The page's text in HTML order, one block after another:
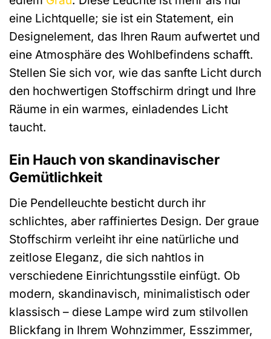
eine Lichtquelle; sie ist ein Statement, ein
Designelement, das Ihren Raum aufwertet und
eine Atmosphäre des Wohlbefindens schafft.
Stellen Sie sich vor, wie das sanfte Licht durch
den hochwertigen Stoffschirm dringt und Ihre
Räume in ein warmes, einladendes Licht
taucht.
Ein Hauch von skandinavischer
Gemütlichkeit
Die Pendelleuchte besticht durch ihr
schlichtes, aber raffiniertes Design. Der graue
Stoffschirm verleiht ihr eine natürliche und
zeitlose Eleganz, die sich nahtlos in
verschiedene Einrichtungsstile einfügt. Ob
modern, skandinavisch, minimalistisch oder
klassisch – diese Lampe wird zum stilvollen
Blickfang in Ihrem Wohnzimmer, Esszimmer,